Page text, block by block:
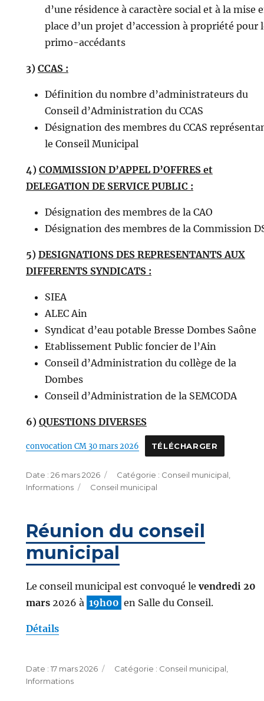
d’une résidence à caractère social et à la mise
place d’un projet d’accession à propriété pour
primo-accédants
3) CCAS :
Définition du nombre d’administrateurs du
Conseil d’Administration du CCAS
Désignation des membres du CCAS
le Conseil Municipal
4) COMMISSION D’APPEL D’OFFRES et
DELEGATION DE SERVICE PUBLIC :
Désignation des membres de la CAO
Désignation des membres de la Commission
5) DESIGNATIONS DES REPRESENTANTS AUX
DIFFERENTS SYNDICATS :
SIEA
ALEC Ain
Syndicat d’eau potable Bresse Dombes Saône
Etablissement Public foncier de l’Ain
Conseil d’Administration du collège de la
Dombes
Conseil d’Administration de la SEMCODA
6) QUESTIONS DIVERSES
convocation CM 30 mars 2026 TÉLÉCHARGER
Publié
le
26 mars 2026 Catégories
Conseil municipal,
Informations
Étiquettes
Conseil municipal
Réunion du conseil
municipal
Le conseil municipal est convoqué le vendredi 20
mars2026 à 19h00 en Salle du Conseil.
Détails
Publié
le
17 mars 2026 Catégories
Conseil municipal
Informations